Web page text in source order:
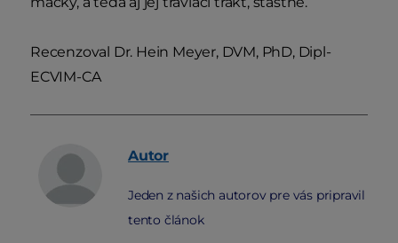
Recenzoval Dr. Hein Meyer, DVM, PhD, Dipl-
ECVIM-CA
Autor
Jeden z našich autorov pre vás pripravil
tento článok